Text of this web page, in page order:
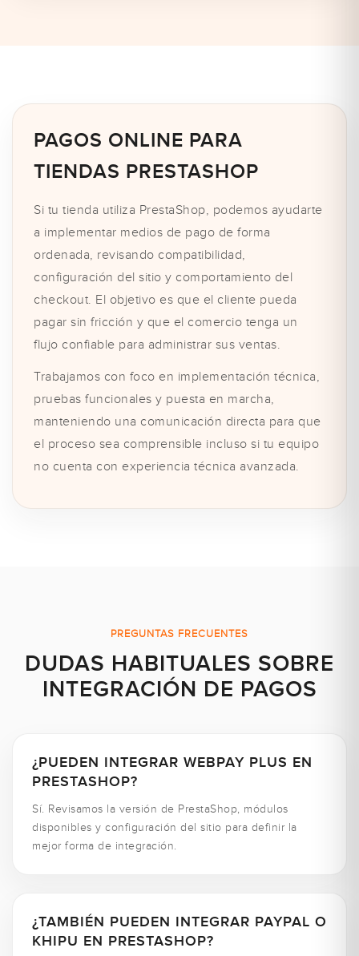
PAGOS ONLINE PARA
TIENDAS PRESTASHOP
Si tu tienda utiliza PrestaShop, podemos ayudarte
a implementar medios de pago de forma
ordenada, revisando compatibilidad,
configuración del sitio y comportamiento del
checkout. El objetivo es que el cliente pueda
pagar sin fricción y que el comercio tenga un
flujo confiable para administrar sus ventas.
Trabajamos con foco en implementación técnica,
pruebas funcionales y puesta en marcha,
manteniendo una comunicación directa para que
el proceso sea comprensible incluso si tu equipo
no cuenta con experiencia técnica avanzada.
PREGUNTAS FRECUENTES
DUDAS HABITUALES SOBRE
INTEGRACIÓN DE PAGOS
¿PUEDEN INTEGRAR WEBPAY PLUS EN
PRESTASHOP?
Sí. Revisamos la versión de PrestaShop, módulos
disponibles y configuración del sitio para definir la
mejor forma de integración.
¿TAMBIÉN PUEDEN INTEGRAR PAYPAL O
KHIPU EN PRESTASHOP?